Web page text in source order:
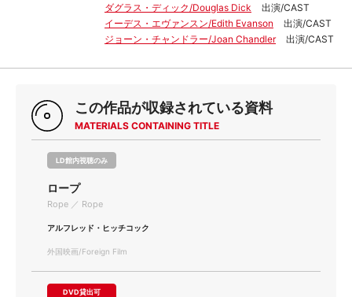
ダグラス・ディック/Douglas Dick
出演/CAST
イーデス・エヴァンスン/Edith Evanson
出演/CAST
ジョーン・チャンドラー/Joan Chandler
出演/CAST
この作品が収録されている資料
MATERIALS CONTAINING TITLE
LD館内視聴のみ
ロープ
Rope ／ Rope
アルフレッド・ヒッチコック
外国映画/Foreign Film
DVD貸出可